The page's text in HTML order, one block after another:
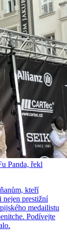
Panda, řekl
kteří
nejen prestižní
medailistu
Podívejte